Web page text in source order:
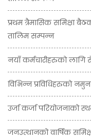
प्रथम त्रैमासिक समिक्षा
तालिम सम्पन्न
नयाँ कर्मचारीहरुको लागि
विभिन्न प्रविधिहरुको
उर्जा कर्जा परियोजनाको
जनउत्थानको वार्षिक